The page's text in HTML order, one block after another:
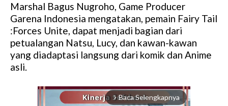
Marshal Bagus Nugroho, Game Producer
Garena Indonesia mengatakan, pemain Fairy Tail
:Forces Unite, dapat menjadi bagian dari
petualangan Natsu, Lucy, dan kawan-kawan
yang diadaptasi langsung dari komik dan Anime
asli.
arrow_forward_ios Baca Selengkapnya